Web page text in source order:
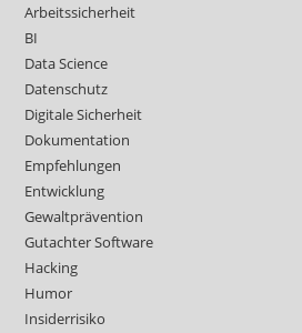
Arbeitssicherheit
BI
Data Science
Datenschutz
Digitale Sicherheit
Dokumentation
Empfehlungen
Entwicklung
Gewaltprävention
Gutachter Software
Hacking
Humor
Insiderrisiko